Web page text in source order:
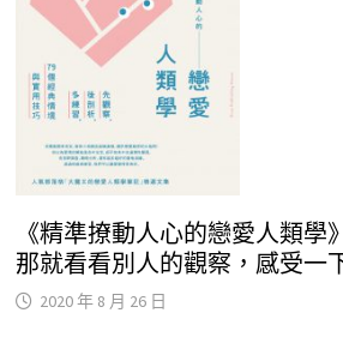
《精準撩動人心的戀愛人類學
那就看看別人的觀察，感受一
2020 年 8 月 26 日